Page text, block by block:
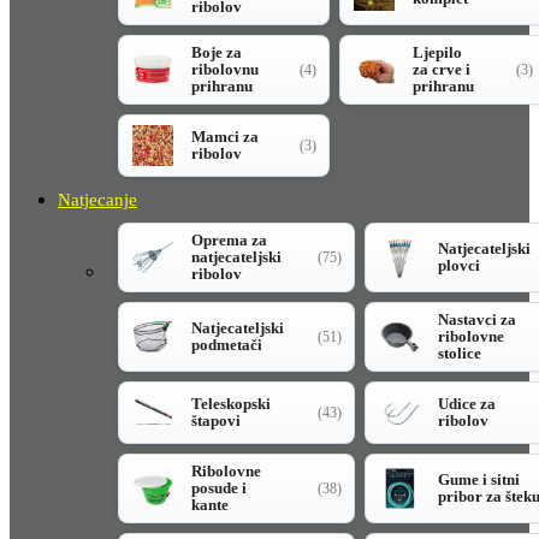
ribolov
Boje za
ribolovnu
prihranu
(4)
Ljepilo
za crve i
prihranu
(3)
Mamci za
ribolov
(3)
Natjecanje
Oprema za
natjecateljski
ribolov
(75)
Natjecateljski
plovci
Natjecateljski
podmetači
(51)
Nastavci za
ribolovne
stolice
Teleskopski
štapovi
(43)
Udice za
ribolov
Ribolovne
posude i
kante
(38)
Gume i sitni
pribor za šteku